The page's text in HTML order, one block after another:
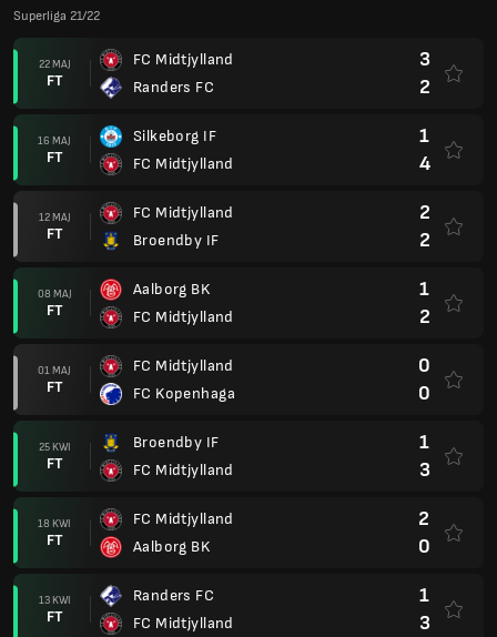
Superliga 21/22
22 MAJ
FT
FC Midtjylland
Randers FC
3
2
16 MAJ
FT
Silkeborg IF
FC Midtjylland
1
4
12 MAJ
FT
FC Midtjylland
Broendby IF
2
2
08 MAJ
FT
Aalborg BK
FC Midtjylland
1
2
01 MAJ
FT
FC Midtjylland
FC Kopenhaga
0
0
25 KWI
FT
Broendby IF
FC Midtjylland
1
3
18 KWI
FT
FC Midtjylland
Aalborg BK
2
0
13 KWI
FT
Randers FC
FC Midtjylland
1
3